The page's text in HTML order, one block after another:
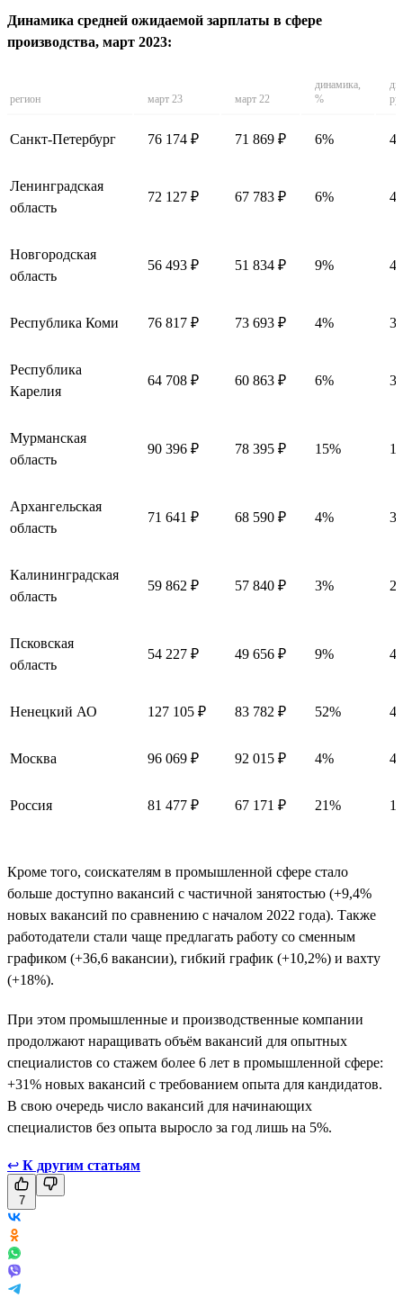
Динамика средней ожидаемой зарплаты в сфере
производства, март 2023:
регион март 23 март 22
динамика,
%
Санкт-Петербург 76 174 ₽ 71 869 ₽ 6%
Ленинградская
область
72 127 ₽ 67 783 ₽ 6%
Новгородская
область
56 493 ₽ 51 834 ₽ 9%
Республика Коми 76 817 ₽ 73 693 ₽ 4%
Республика
Карелия
64 708 ₽ 60 863 ₽ 6%
Мурманская
область
90 396 ₽ 78 395 ₽ 15%
Архангельская
область
71 641 ₽ 68 590 ₽ 4%
Калининградская
область
59 862 ₽ 57 840 ₽ 3%
Псковская
область
54 227 ₽ 49 656 ₽ 9%
Ненецкий АО 127 105 ₽ 83 782 ₽ 52%
Москва 96 069 ₽ 92 015 ₽ 4%
Россия 81 477 ₽ 67 171 ₽ 21%
Кроме того, соискателям в промышленной сфере стало
больше доступно вакансий с частичной занятостью (+9,4%
новых вакансий по сравнению с началом 2022 года). Также
работодатели стали чаще предлагать работу со сменным
графиком (+36,6 вакансии), гибкий график (+10,2%) и вахту
(+18%).
При этом промышленные и производственные компании
продолжают наращивать объём вакансий для опытных
специалистов со стажем более 6 лет в промышленной сфере:
+31% новых вакансий с требованием опыта для кандидатов.
В свою очередь число вакансий для начинающих
специалистов без опыта выросло за год лишь на 5%.
↩ К другим статьям
7